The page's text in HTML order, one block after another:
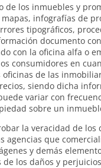
de los inmuebles y
infografías de
tipográficos,
documento
con la oficina alfa o
consumidores en
de las
siendo dicha
variar con
sobre un
la veracidad de
agencias que
y demás
los daños y